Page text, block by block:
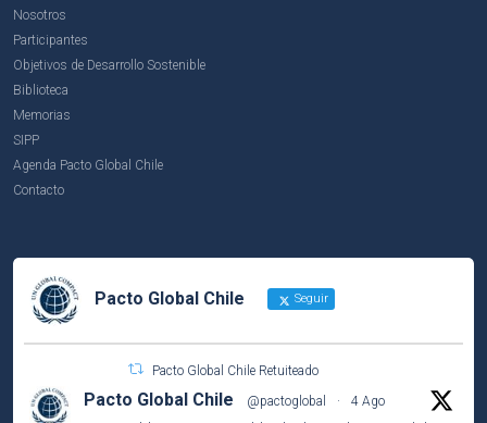
Nosotros
Participantes
Objetivos de Desarrollo Sostenible
Biblioteca
Memorias
SIPP
Agenda Pacto Global Chile
Contacto
Pacto Global Chile Seguir
Pacto Global Chile Retuiteado
Pacto Global Chile @pactoglobal ·
4 Ago